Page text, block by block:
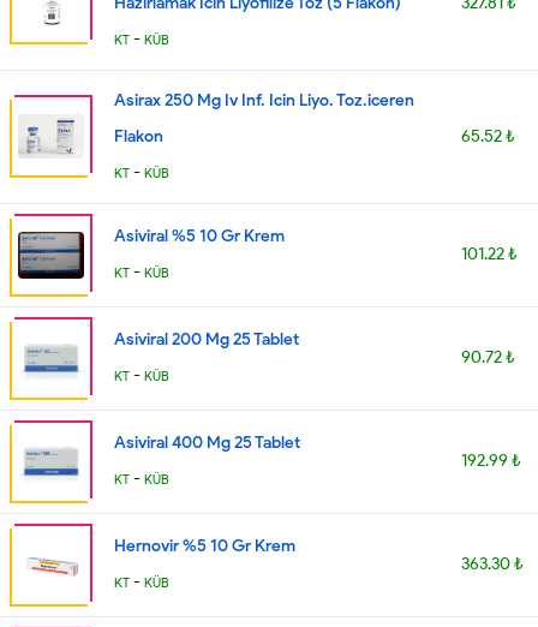
KT - KÜB
Asirax 250 Mg Iv Inf. Icin Liyo. Toz.iceren
Flakon
KT - KÜB
65.52 ₺
Asiviral %5 10 Gr Krem
KT - KÜB
101.22 ₺
Asiviral 200 Mg 25 Tablet
KT - KÜB
90.72 ₺
Asiviral 400 Mg 25 Tablet
KT - KÜB
192.99 ₺
Hernovir %5 10 Gr Krem
KT - KÜB
363.30 ₺